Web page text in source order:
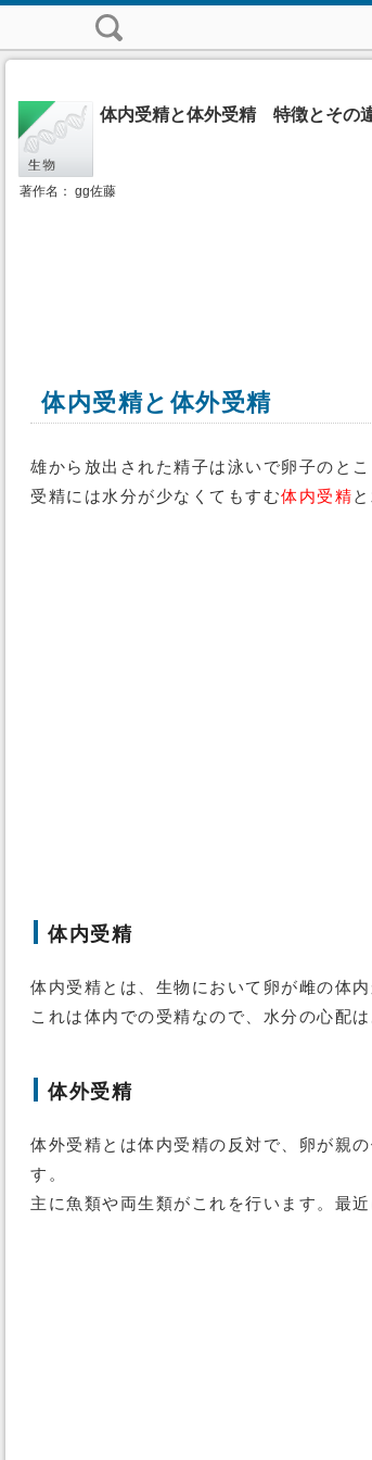
体内受精と体外受精 特徴とその
著作名： gg佐藤
体内受精と体外受精
雄から放出された精子は泳いで卵子のと
受精には水分が少なくてもすむ体内受精
体内受精
体内受精とは、生物において卵が雌の体内
これは体内での受精なので、水分の心配
体外受精
体外受精とは体内受精の反対で、卵が親
す。
主に魚類や両生類がこれを行います。最